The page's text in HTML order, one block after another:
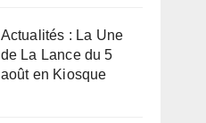
Actualités : La Une
de La Lance du 5
août en Kiosque